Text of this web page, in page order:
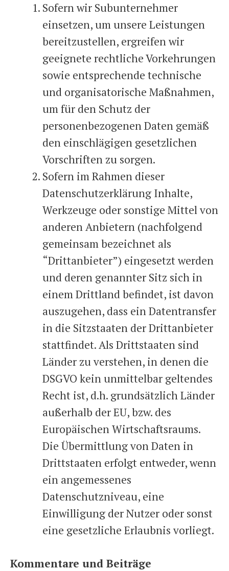
Sofern wir Subunternehmer
einsetzen, um unsere Leistungen
bereitzustellen, ergreifen wir
geeignete rechtliche Vorkehrungen
sowie entsprechende technische
und organisatorische Maßnahmen,
um für den Schutz der
personenbezogenen Daten gemäß
den einschlägigen gesetzlichen
Vorschriften zu sorgen.
Sofern im Rahmen dieser
Datenschutzerklärung Inhalte,
Werkzeuge oder sonstige Mittel von
anderen Anbietern (nachfolgend
gemeinsam bezeichnet als
“Drittanbieter”) eingesetzt werden
und deren genannter Sitz sich in
einem Drittland befindet, ist davon
auszugehen, dass ein Datentransfer
in die Sitzstaaten der Drittanbieter
stattfindet. Als Drittstaaten sind
Länder zu verstehen, in denen die
DSGVO kein unmittelbar geltendes
Recht ist, d.h. grundsätzlich Länder
außerhalb der EU, bzw. des
Europäischen Wirtschaftsraums.
Die Übermittlung von Daten in
Drittstaaten erfolgt entweder, wenn
ein angemessenes
Datenschutzniveau, eine
Einwilligung der Nutzer oder sonst
eine gesetzliche Erlaubnis vorliegt.
Kommentare und Beiträge